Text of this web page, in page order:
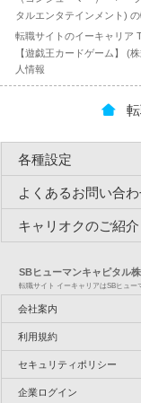
タルエンタテインメント)
転職サイトのイーキャリア
【遊戯王カードゲーム】 (
人情報
各種設定
よくあるお問い合
キャリオクのご紹介
SBヒューマンキャピタル
転職サイト イーキャリアはSBヒュー
会社案内
利用規約
セキュリティポリシー
企業ログイン